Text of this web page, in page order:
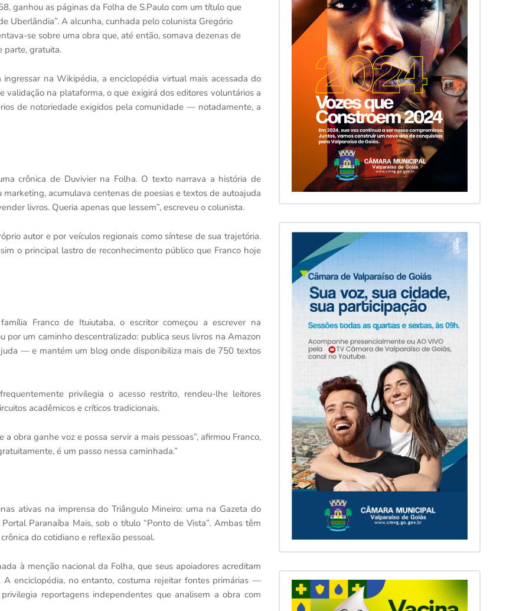
ganhou as páginas da Folha de S.Paulo com um título que
Uberlândia”. A alcunha, cunhada pelo colunista Gregório
se sobre uma obra que, até então, somava dezenas de
parte, gratuita.
na Wikipédia, a enciclopédia virtual mais acessada do
na plataforma, o que exigirá dos editores voluntários a
de notoriedade exigidos pela comunidade — notadamente, a
crônica de Duvivier na Folha. O texto narrava a história de
acumulava centenas de poesias e textos de autoajuda
livros. Queria apenas que lessem”, escreveu o colunista.
autor e por veículos regionais como síntese de sua trajetória.
o principal lastro de reconhecimento público que Franco hoje
Franco de Ituiutaba, o escritor começou a escrever na
por um caminho descentralizado: publica seus livros na Amazon
— e mantém um blog onde disponibiliza mais de 750 textos
privilegia o acesso restrito, rendeu-lhe leitores
acadêmicos e críticos tradicionais.
obra ganhe voz e possa servir a mais pessoas”, afirmou Franco,
é um passo nessa caminhada.”
ativas na imprensa do Triângulo Mineiro: uma na Gazeta do
Paranaíba Mais, sob o título “Ponto de Vista”. Ambas têm
do cotidiano e reflexão pessoal.
à menção nacional da Folha, que seus apoiadores acreditam
enciclopédia, no entanto, costuma rejeitar fontes primárias —
reportagens independentes que analisem a obra com